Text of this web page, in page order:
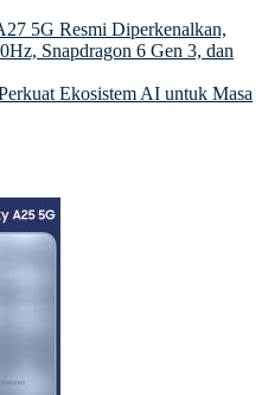
5G Resmi Diperkenalkan,
Snapdragon 6 Gen 3, dan
Ekosistem AI untuk Masa